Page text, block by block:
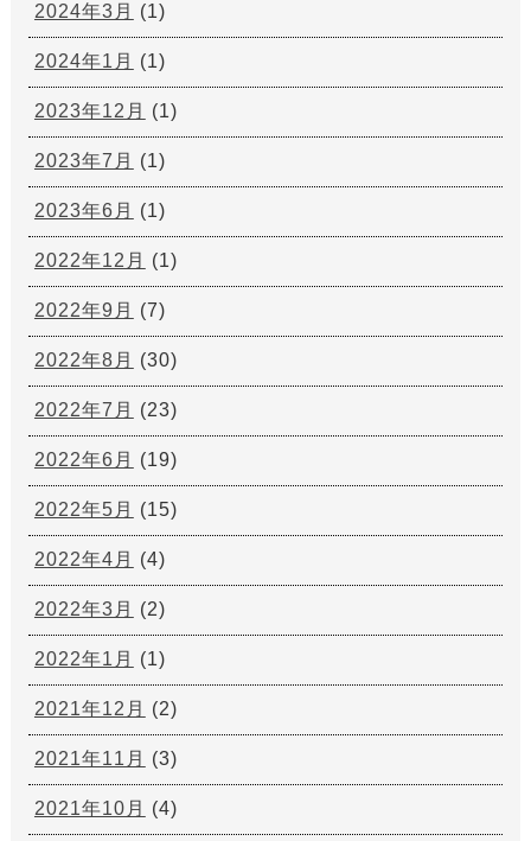
2024年3月 (1)
2024年1月 (1)
2023年12月 (1)
2023年7月 (1)
2023年6月 (1)
2022年12月 (1)
2022年9月 (7)
2022年8月 (30)
2022年7月 (23)
2022年6月 (19)
2022年5月 (15)
2022年4月 (4)
2022年3月 (2)
2022年1月 (1)
2021年12月 (2)
2021年11月 (3)
2021年10月 (4)